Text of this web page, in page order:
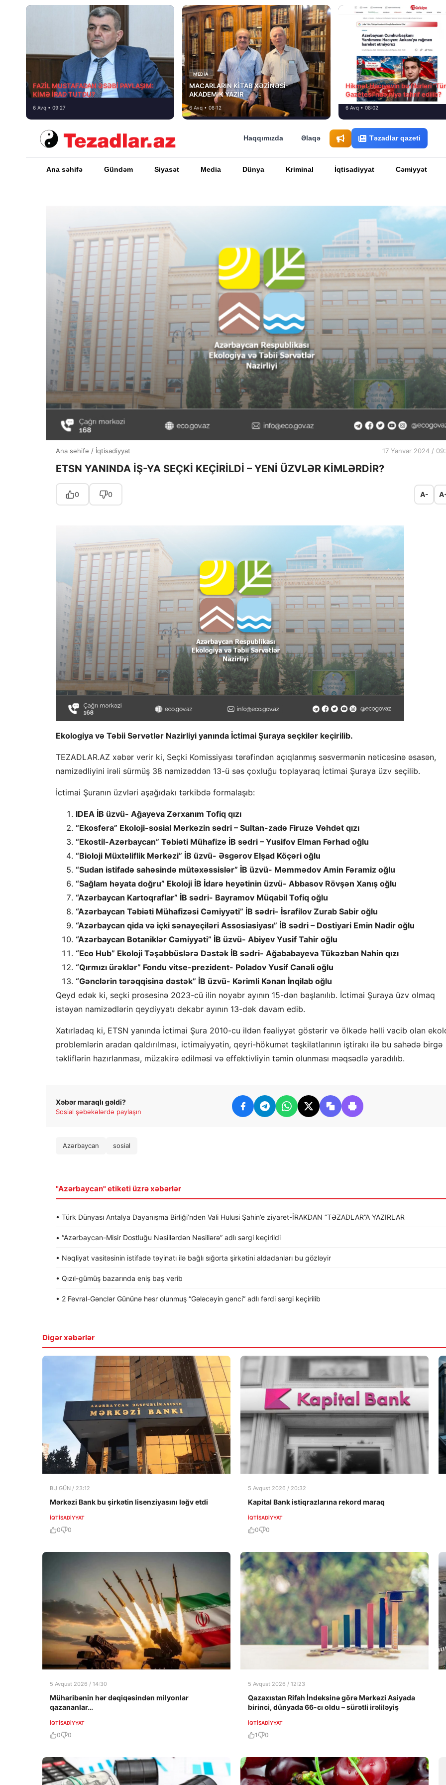
FAZİL MUSTAFADAN ƏSƏBİ PAYLAŞIM:
KİMƏ İRAD TUTDU?
6 Avq • 09:27
MEDİA
MACARLARIN KİTAB XƏZİNƏSİ-
AKADEMİK YAZIR
6 Avq • 08:12
Hikmət Hacıyevin bu fikirləri
Gazetesi”ndə niyə təhrif edilib?
6 Avq • 08:02
Haqqımızda Əlaqə Təzadlar qazeti
Ana səhifə Gündəm Siyasət Media Dünya Kriminal İqtisadiyyat Cəmiyyət
Ana səhifə / İqtisadiyyat 17 Yanvar 2024 /
ETSN YANINDA İŞ-YA SEÇKİ KEÇİRİLDİ – YENİ ÜZVLƏR KİMLƏRDİR?
0 0 A-
Ekologiya və Təbii Sərvətlər Nazirliyi yanında İctimai Şuraya seçkilər keçirilib.
TEZADLAR.AZ xəbər verir ki, Seçki Komissiyası tərəfindən açıqlanmış səsvermənin nəticəsinə əsasən,
namizədliyini irəli sürmüş 38 namizəddən 13-ü səs çoxluğu toplayaraq İctimai Şuraya üzv seçilib.
İctimai Şuranın üzvləri aşağıdakı tərkibdə formalaşıb:
IDEA İB üzvü- Ağayeva Zərxanım Tofiq qızı
“Ekosfera” Ekoloji-sosial Mərkəzin sədri – Sultan-zadə Firuzə Vəhdət qızı
“Ekostil-Azərbaycan” Təbiəti Mühafizə İB sədri – Yusifov Elman Fərhad oğlu
“Bioloji Müxtəliflik Mərkəzi” İB üzvü- Əsgərov Elşad Köçəri oğlu
“Sudan istifadə sahəsində mütəxəssislər” İB üzvü- Məmmədov Amin Fəramiz oğlu
“Sağlam həyata doğru” Ekoloji İB İdarə heyətinin üzvü- Abbasov Rövşən Xanış oğlu
“Azərbaycan Kartoqraflar” İB sədri- Bayramov Müqabil Tofiq oğlu
“Azərbaycan Təbiəti Mühafizəsi Cəmiyyəti” İB sədri- İsrafilov Zurab Sabir oğlu
“Azərbaycan qida və içki sənayeçiləri Assosiasiyası” İB sədri – Dostiyari Emin Nadir oğlu
“Azərbaycan Botaniklər Cəmiyyəti” İB üzvü- Abiyev Yusif Tahir oğlu
“Eco Hub” Ekoloji Təşəbbüslərə Dəstək İB sədri- Ağababayeva Tükəzban Nahin qızı
“Qırmızı ürəklər” Fondu vitse-prezident- Poladov Yusif Canəli oğlu
“Gənclərin tərəqqisinə dəstək” İB üzvü- Kərimli Kənan İnqilab oğlu
Qeyd edək ki, seçki prosesinə 2023-cü ilin noyabr ayının 15-dən başlanılıb. İctimai Şuraya üzv olmaq
istəyən namizədlərin qeydiyyatı dekabr ayının 13-dək davam edib.
Xatırladaq ki, ETSN yanında İctimai Şura 2010-cu ildən fəaliyyət göstərir və ölkədə həlli vacib olan
problemlərin aradan qaldırılması, ictimaiyyətin, qeyri-hökumət təşkilatlarının iştirakı ilə bu sahədə birgə
təkliflərin hazırlanması, müzakirə edilməsi və effektivliyin təmin olunması məqsədlə yaradılıb.
Xəbər maraqlı gəldi?
Sosial şəbəkələrdə paylaşın
Azərbaycan sosial
"Azərbaycan" etiketi üzrə xəbərlər
• Türk Dünyası Antalya Dayanışma Birliği’nden Vali Hulusi Şahin’e ziyaret-İRAKDAN “TƏZADLAR”A YAZIRLAR
• “Azərbaycan-Misir Dostluğu Nəsillərdən Nəsillərə” adlı sərgi keçirildi
• Nəqliyat vasitəsinin istifadə təyinatı ilə bağlı sığorta şirkətini aldadanları bu gözləyir
• Qızıl-gümüş bazarında eniş baş verib
• 2 Fevral-Gənclər Gününə həsr olunmuş “Gələcəyin gənci” adlı fərdi sərgi keçirilib
Digər xəbərlər
BU GÜN / 23:12
Mərkəzi Bank bu şirkətin lisenziyasını ləğv etdi
İQTISADIYYAT
0 0
5 Avqust 2026 / 20:32
Kapital Bank istiqrazlarına rekord maraq
İQTISADIYYAT
0 0
5 Avqust 2026 / 14:30
Müharibənin hər dəqiqəsindən milyonlar
qazananlar…
İQTISADIYYAT
0 0
5 Avqust 2026 / 12:23
Qazaxıstan Rifah İndeksinə görə Mərkəzi Asiyada
birinci, dünyada 66-cı oldu – sürətli irəliləyiş
İQTISADIYYAT
1 0